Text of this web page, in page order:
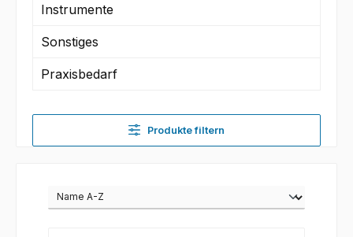
Instrumente
Sonstiges
Praxisbedarf
Produkte filtern